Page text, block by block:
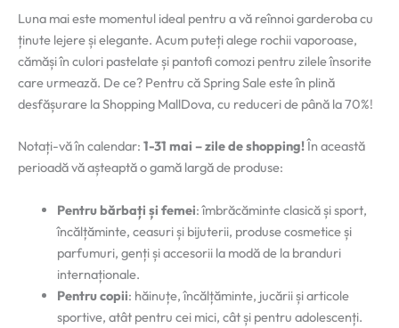
Luna mai este momentul ideal pentru a vă reînnoi garderoba cu
ținute lejere și elegante. Acum puteți alege rochii vaporoase,
cămăși în culori pastelate și pantofi comozi pentru zilele însorite
care urmează. De ce? Pentru că Spring Sale este în plină
desfășurare la Shopping MallDova, cu reduceri de până la 70%!
Notați-vă în calendar: 1-31 mai – zile de shopping!În această
perioadă vă așteaptă o gamă largă de produse:
Pentru bărbați și femei: îmbrăcăminte clasică și sport,
încălțăminte, ceasuri și bijuterii, produse cosmetice și
parfumuri, genți și accesorii la modă de la branduri
internaționale.
Pentru copii: hăinuțe, încălțăminte, jucării și articole
sportive, atât pentru cei mici, cât și pentru adolescenți.